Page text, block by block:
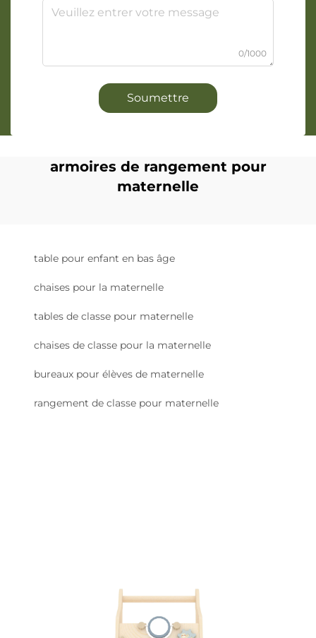
0/1000
Soumettre
armoires de rangement pour
maternelle
table pour enfant en bas âge
chaises pour la maternelle
tables de classe pour maternelle
chaises de classe pour la maternelle
bureaux pour élèves de maternelle
rangement de classe pour maternelle